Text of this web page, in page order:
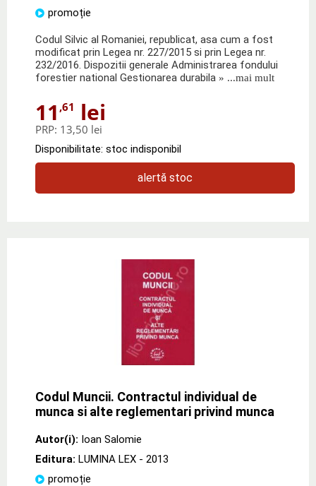
promoție
Codul Silvic al Romaniei, republicat, asa cum a fost
modificat prin Legea nr. 227/2015 si prin Legea nr.
232/2016. Dispozitii generale Administrarea fondului
forestier national Gestionarea durabila » ...mai mult
11 ,61 lei
PRP: 13,50 lei
Disponibilitate: stoc indisponibil
alertă stoc
Codul Muncii. Contractul individual de
munca si alte reglementari privind munca
Autor(i): Ioan Salomie
Editura: LUMINA LEX - 2013
promoție